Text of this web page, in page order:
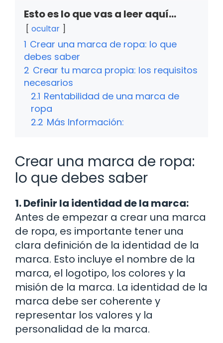
Esto es lo que vas a leer aquí...
ocultar
1 Crear una marca de ropa: lo que
debes saber
2 Crear tu marca propia: los requisitos
necesarios
2.1 Rentabilidad de una marca de
ropa
2.2 Más Información:
Crear una marca de ropa:
lo que debes saber
1. Definir la identidad de la marca:
Antes de empezar a crear una marca
de ropa, es importante tener una
clara definición de la identidad de la
marca. Esto incluye el nombre de la
marca, el logotipo, los colores y la
misión de la marca. La identidad de la
marca debe ser coherente y
representar los valores y la
personalidad de la marca.